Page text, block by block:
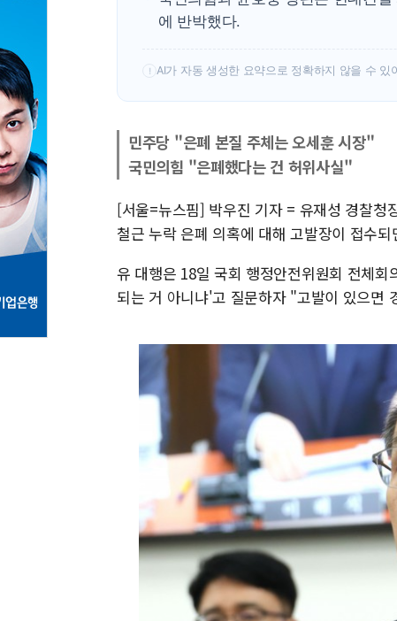
에 반박했다.
! AI가 자동 생성한 요약으로 정확하지 않을 수 있
민주당 "은폐 본질 주체는 오세훈 시장"
국민의힘 "은폐했다는 건 허위사실"
[서울=뉴스핌] 박우진 기자 = 유재성 경찰청
철근 누락 은폐 의혹에 대해 고발장이 접수
유 대행은 18일 국회 행정안전위원회 전체
되는 거 아니냐'고 질문하자 "고발이 있으면